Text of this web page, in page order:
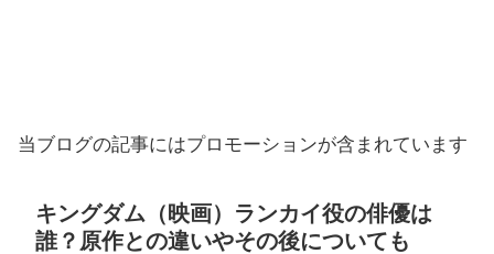
当ブログの記事にはプロモーションが含まれています
キングダム（映画）ランカイ役の俳優は
誰？原作との違いやその後についても